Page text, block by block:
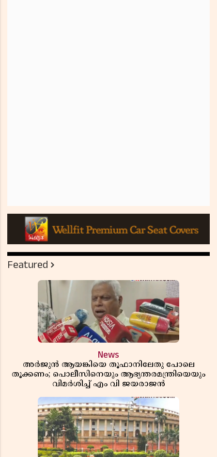
Featured
News
അർജുൻ ആയങ്കിയെ തൂഫാനിലേതു പോലെ
തൂക്കണം; പൊലീസിനെയും ആഭ്യന്തരമന്ത്രിയെയും
വിമർശിച്ച് എം വി ജയരാജൻ